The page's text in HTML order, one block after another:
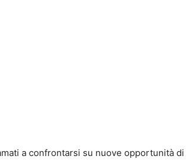
a confrontarsi su nuove opportunità di